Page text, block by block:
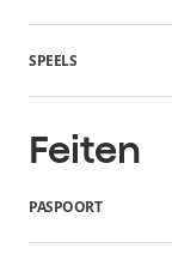
SPEELS
Feiten
PASPOORT